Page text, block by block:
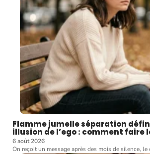
Flamme jumelle séparation
illusion de l’ego : comment faire
6 août 2026
On reçoit un message après des mois de silence,